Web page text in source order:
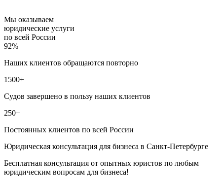
Мы оказываем
юридические услуги
по всей России
92%
Наших клиентов обращаются повторно
1500+
Судов завершено в пользу наших клиентов
250+
Постоянных клиентов по всей России
Юридическая консультация для бизнеса в Санкт-Петербурге
Бесплатная консультация от опытных юристов по любым
юридическим вопросам для бизнеса!